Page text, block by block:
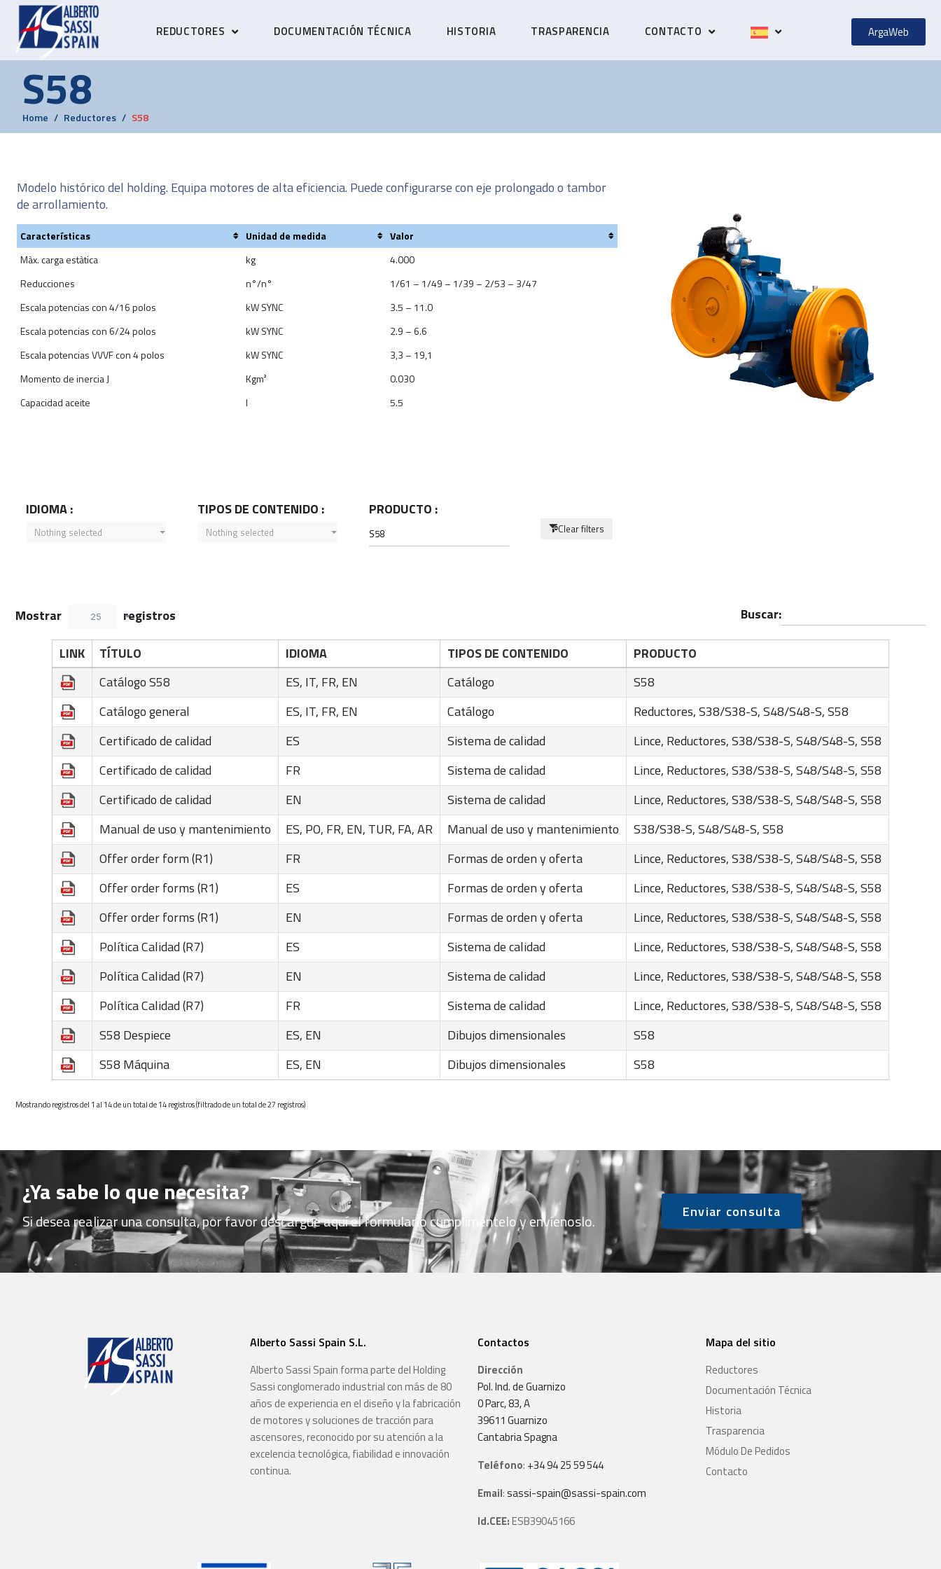
REDUCTORES DOCUMENTACIÓN TÉCNICA HISTORIA TRASPARENCIA CONTACTO ArgaWeb
S58
Home Reductores S58
Modelo histórico del holding. Equipa motores de alta eficiencia. Puede configurarse con eje prolongado o tambor
de arrollamiento.
Características Unidad de medida
Valor
​Màx. carga estàtica​
kg
4.000
Reducciones
n°/n°
​​1/61 – 1​/49 – 1/39 – 2/53 – 3/47​
​Escala potencias con 4/16 polos
kW SYNC​
3.5 – 11.0
​Escala potencias con 6/24 polos
kW SYNC​
2.9 – 6.6
​Escala potencias VVVF con 4 polos
kW SYNC​
3,3 – 19,1
​Momento de inercia J
Kgm²
0.030
​Capacidad aceite
l 5.5
IDIOMA :
Nothing selected
TIPOS DE CONTENIDO :
Nothing selected
PRODUCTO :
Clear filters
Mostrar 25 registros Buscar:
LINK TÍTULO IDIOMA TIPOS DE CONTENIDO
PRODUCTO
Catálogo S58
ES, IT, FR, EN Catálogo
S58
Catálogo general
ES, IT, FR, EN Catálogo
Reductores, S38/S38-S, S48/S48-S, S58
Certificado de calidad
ES Sistema de calidad
Lince, Reductores, S38/S38-S, S48/S48-S, S58
Certificado de calidad
FR Sistema de calidad
Lince, Reductores, S38/S38-S, S48/S48-S, S58
Certificado de calidad
EN Sistema de calidad
Lince, Reductores, S38/S38-S, S48/S48-S, S58
Manual de uso y mantenimiento
ES, PO, FR, EN, TUR, FA, AR Manual de uso y mantenimiento
S38/S38-S, S48/S48-S, S58
Offer order form (R1)
FR Formas de orden y oferta
Lince, Reductores, S38/S38-S, S48/S48-S, S58
Offer order forms (R1)
ES Formas de orden y oferta
Lince, Reductores, S38/S38-S, S48/S48-S, S58
Offer order forms (R1)
EN Formas de orden y oferta
Lince, Reductores, S38/S38-S, S48/S48-S, S58
Política Calidad (R7)
ES Sistema de calidad
Lince, Reductores, S38/S38-S, S48/S48-S, S58
Política Calidad (R7)
EN Sistema de calidad
Lince, Reductores, S38/S38-S, S48/S48-S, S58
Política Calidad (R7)
FR Sistema de calidad
Lince, Reductores, S38/S38-S, S48/S48-S, S58
S58 Despiece
ES, EN Dibujos dimensionales
S58
S58 Máquina
ES, EN Dibujos dimensionales S58
Mostrando registros del 1 al 14 de un total de 14 registros (filtrado de un total de 27 registros)
¿Ya sabe lo que necesita?
Si desea realizar una consulta, por favor descargue aquí el formulario cumpliméntelo y envíenoslo. Enviar consulta
Alberto Sassi Spain S.L.
Alberto Sassi Spain forma parte del Holding
Sassi conglomerado industrial con más de 80
años de experiencia en el diseño y la fabricación
de motores y soluciones de tracción para
ascensores, reconocido por su atención a la
excelencia tecnológica, fiabilidad e innovación
continua.
Contactos
Dirección
Pol. Ind. de Guarnizo
0 Parc, 83, A
39611 Guarnizo
Cantabria Spagna
Teléfono: +34 94 25 59 544
Email:sassi-spain@sassi-spain.com​
Id.CEE:ESB39045166
Mapa del sitio
Reductores
Documentación Técnica
Historia
Trasparencia
Módulo De Pedidos
Contacto